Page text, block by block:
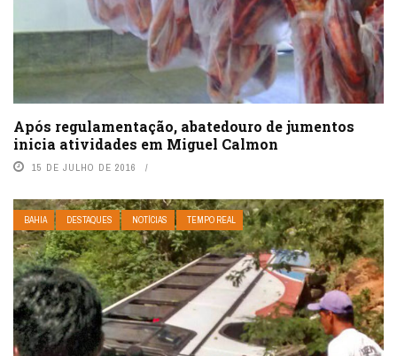
Após regulamentação, abatedouro de jumentos
inicia atividades em Miguel Calmon
15 DE JULHO DE 2016
BAHIA DESTAQUES NOTÍCIAS TEMPO REAL